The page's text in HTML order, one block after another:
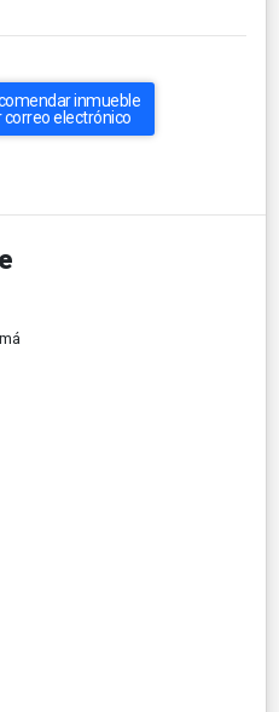
inmueble
correo electrónico